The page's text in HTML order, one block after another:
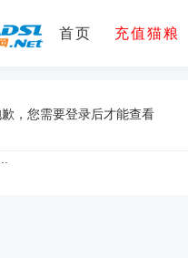
首页 充值猫粮
，您需要登录后才能查看